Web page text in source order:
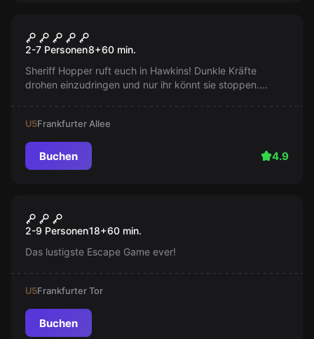
Strange Escape
2-7 Personen8+60 min.
Sheriff Hopper ruft euch in Hawkins! Dunkle Kräfte
drohen einzudringen und nur ihr könnt sie stoppen.
U5Frankfurter Allee
Buchen 4.9
Neu
Schnapsladen
2-9 Personen18+60 min.
Das lustigste Escape Game ever!
U5Frankfurter Tor
Buchen